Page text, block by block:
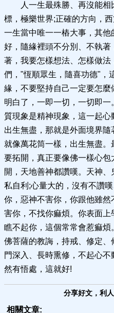
人一生最殊勝、再沒能相
標，極樂世界;正確的方向，
一生當中唯一一樁大事，其
好，隨緣裡頭不分別、不執
著，我要怎樣想法、怎樣做
們，"恆順眾生，隨喜功德"，
緣，不要堅持自己一定要怎
明白了，一即一切，一切即
質現象是精神現象，這一起心
出生無盡，那就是外面境界
就像萬花筒一樣，出生無盡
要拓開，真正要像佛一樣心
開，天地善神都讚嘆。天神
私自利;心量大的，沒有不讚
你，惡神不害你，你跟他雖
害你，不找你痲煩。你表面
瞧不起你，這個常常會惹痲
佛菩薩的教誨，持戒、修定
門深入、長時熏修，不起心
然有悟處，這就好!
分享好文，利
相關文章: